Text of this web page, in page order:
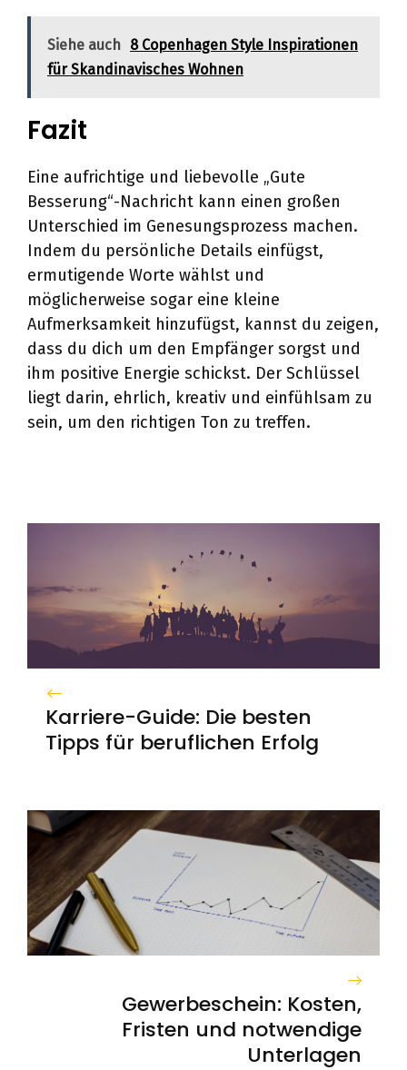
Siehe auch 8 Copenhagen Style Inspirationen
für Skandinavisches Wohnen
Fazit
Eine aufrichtige und liebevolle „Gute
Besserung“-Nachricht kann einen großen
Unterschied im Genesungsprozess machen.
Indem du persönliche Details einfügst,
ermutigende Worte wählst und
möglicherweise sogar eine kleine
Aufmerksamkeit hinzufügst, kannst du zeigen,
dass du dich um den Empfänger sorgst und
ihm positive Energie schickst. Der Schlüssel
liegt darin, ehrlich, kreativ und einfühlsam zu
sein, um den richtigen Ton zu treffen.
Karriere-Guide: Die besten
Tipps für beruflichen Erfolg
Gewerbeschein: Kosten,
Fristen und notwendige
Unterlagen